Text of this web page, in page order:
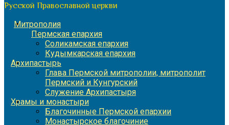
Русской Православной церкви
Митрополия
Пермская епархия
Соликамская епархия
Кудымкарская епархия
Архипастырь
Глава Пермской митрополии, митрополит
Пермский и Кунгурский
Служение Архипастыря
Храмы и монастыри
Благочинные Пермской епархии
Монастырское благочиние